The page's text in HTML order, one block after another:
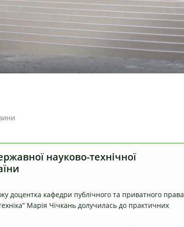
науково-технічної
доцентка кафедри публічного та приватного права
Марія Чічкань долучилась до практичних